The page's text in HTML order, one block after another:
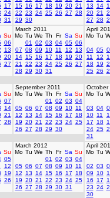
17
24
31
15 16 17 18 19 20 21
22 23 24 25 26 27 28
29 30
13
14
20 21
27 28
Su
06
13
20
27
March 2011
Mo Tu We Th Fr Sa Su
01
02 03 04 05 06
07 08 09 10 11 12
13
14 15 16 17 18 19 20
21
22 23 24 25 26 27
28 29 30 31
April
Mo Tu
04 05
11
12
18
19
25 26
Su
07
14
21
28
September 2011
Mo Tu We Th Fr Sa Su
01
02 03 04
05 06 07 08 09 10 11
12
13 14 15 16 17
18
19 20 21 22 23 24 25
26 27 28 29 30
October
Mo Tu
03 04
10 11
17
18
24 25
31
Su
05
12
19
26
March 2012
Mo Tu We Th Fr Sa Su
01
02 03 04
05 06 07 08 09 10 11
12
13 14 15 16 17
18
19 20 21 22 23 24 25
26 27 28 29 30 31
April
Mo Tu
02 03
09
10
16
17
23 24
30